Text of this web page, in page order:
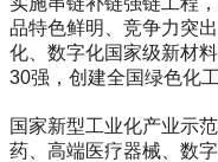
品特色鲜明、竞争力突
化、数字化国家级新材
30强，创建全国绿色化
国家新型工业化产业示
药、高端医疗器械、数